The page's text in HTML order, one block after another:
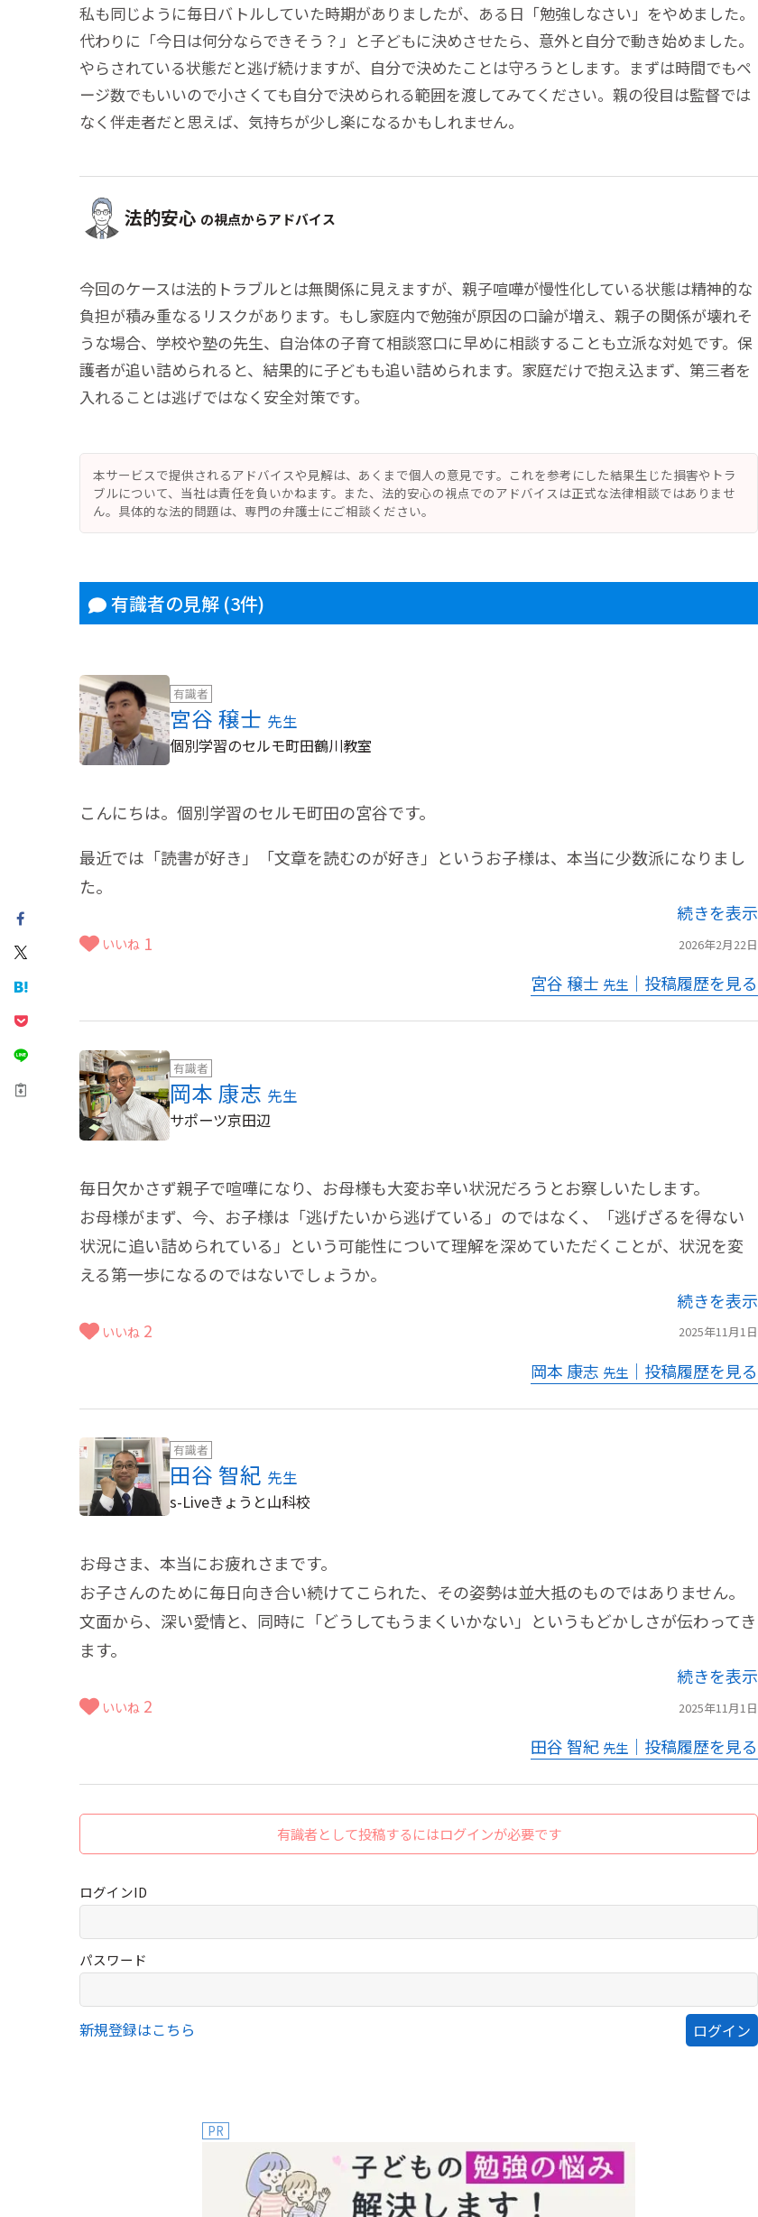
私も同じように毎日バトルしていた時期がありましたが、ある日「勉強しなさい」をやめました。
代わりに「今日は何分ならできそう？」と子どもに決めさせたら、意外と自分で動き始めました。
やらされている状態だと逃げ続けますが、自分で決めたことは守ろうとします。まずは時間でもペ
ージ数でもいいので小さくても自分で決められる範囲を渡してみてください。親の役目は監督では
なく伴走者だと思えば、気持ちが少し楽になるかもしれません。
法的安心 の視点からアドバイス
今回のケースは法的トラブルとは無関係に見えますが、親子喧嘩が慢性化している状態は精神的な
負担が積み重なるリスクがあります。もし家庭内で勉強が原因の口論が増え、親子の関係が壊れそ
うな場合、学校や塾の先生、自治体の子育て相談窓口に早めに相談することも立派な対処です。保
護者が追い詰められると、結果的に子どもも追い詰められます。家庭だけで抱え込まず、第三者を
入れることは逃げではなく安全対策です。
本サービスで提供されるアドバイスや見解は、あくまで個人の意見です。これを参考にした結果生じた損害やトラ
ブルについて、当社は責任を負いかねます。また、法的安心の視点でのアドバイスは正式な法律相談ではありませ
ん。具体的な法的問題は、専門の弁護士にご相談ください。
有識者の見解 (3件)
有識者
宮谷 穣士 先生
個別学習のセルモ町田鶴川教室
こんにちは。個別学習のセルモ町田の宮谷です。
最近では「読書が好き」「文章を読むのが好き」というお子様は、本当に少数派になりまし
た。
続きを表示
2026年2月22日
いいね 1
宮谷 穣士 先生 ｜投稿履歴を見る
有識者
岡本 康志 先生
サポーツ京田辺
毎日欠かさず親子で喧嘩になり、お母様も大変お辛い状況だろうとお察しいたします。
お母様がまず、今、お子様は「逃げたいから逃げている」のではなく、「逃げざるを得ない
状況に追い詰められている」という可能性について理解を深めていただくことが、状況を変
える第一歩になるのではないでしょうか。
続きを表示
2025年11月1日
いいね 2
岡本 康志 先生 ｜投稿履歴を見る
有識者
田谷 智紀 先生
s-Liveきょうと山科校
お母さま、本当にお疲れさまです。
お子さんのために毎日向き合い続けてこられた、その姿勢は並大抵のものではありません。
文面から、深い愛情と、同時に「どうしてもうまくいかない」というもどかしさが伝わってき
ます。
続きを表示
2025年11月1日
いいね 2
田谷 智紀 先生 ｜投稿履歴を見る
有識者として投稿するにはログインが必要です
ログインID
パスワード
新規登録はこちら
PR